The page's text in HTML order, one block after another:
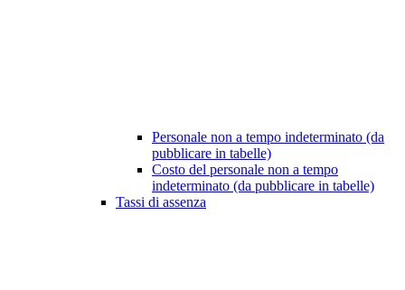
Personale non a tempo indeterminato (da
pubblicare in tabelle)
Costo del personale non a tempo
indeterminato (da pubblicare in tabelle)
Tassi di assenza